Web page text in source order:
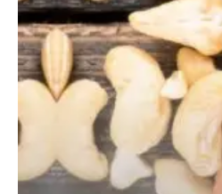
Included for free:
Etiam est nibh, lobortis sit
Praesent euismod ac
Ut mollis pellentesque tortor
Nullam eu erat condimentum
Donec quis est ac felis
Orci varius natoque dolor